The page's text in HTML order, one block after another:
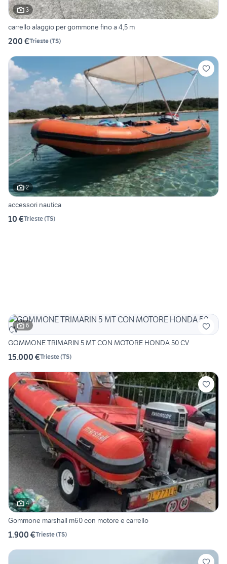
3
carrello alaggio per gommone fino a 4,5 m
200 €Trieste(TS)
2
accessori nautica
10 €Trieste(TS)
6
GOMMONE TRIMARIN 5 MT CON MOTORE HONDA 50 CV
15.000 €Trieste(TS)
4
Gommone marshall m60 con motore e carrello
1.900 €Trieste(TS)